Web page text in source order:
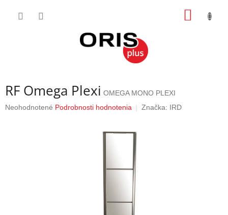
RF Omega Plexi OMEGA MONO PLEXI
Priemerné
Neohodnotené Podrobnosti hodnotenia Značka: IRD